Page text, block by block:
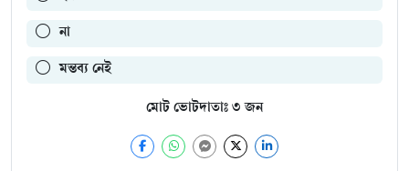
না
মন্তব্য নেই
মোট ভোটদাতাঃ ৩ জন